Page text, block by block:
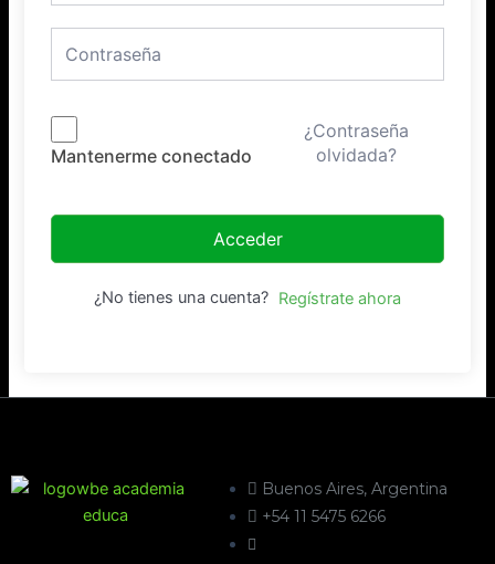
Mantenerme conectado
¿Contraseña
olvidada?
Acceder
¿No tienes una cuenta? Regístrate ahora
Buenos Aires, Argentina
+54 11 5475 6266